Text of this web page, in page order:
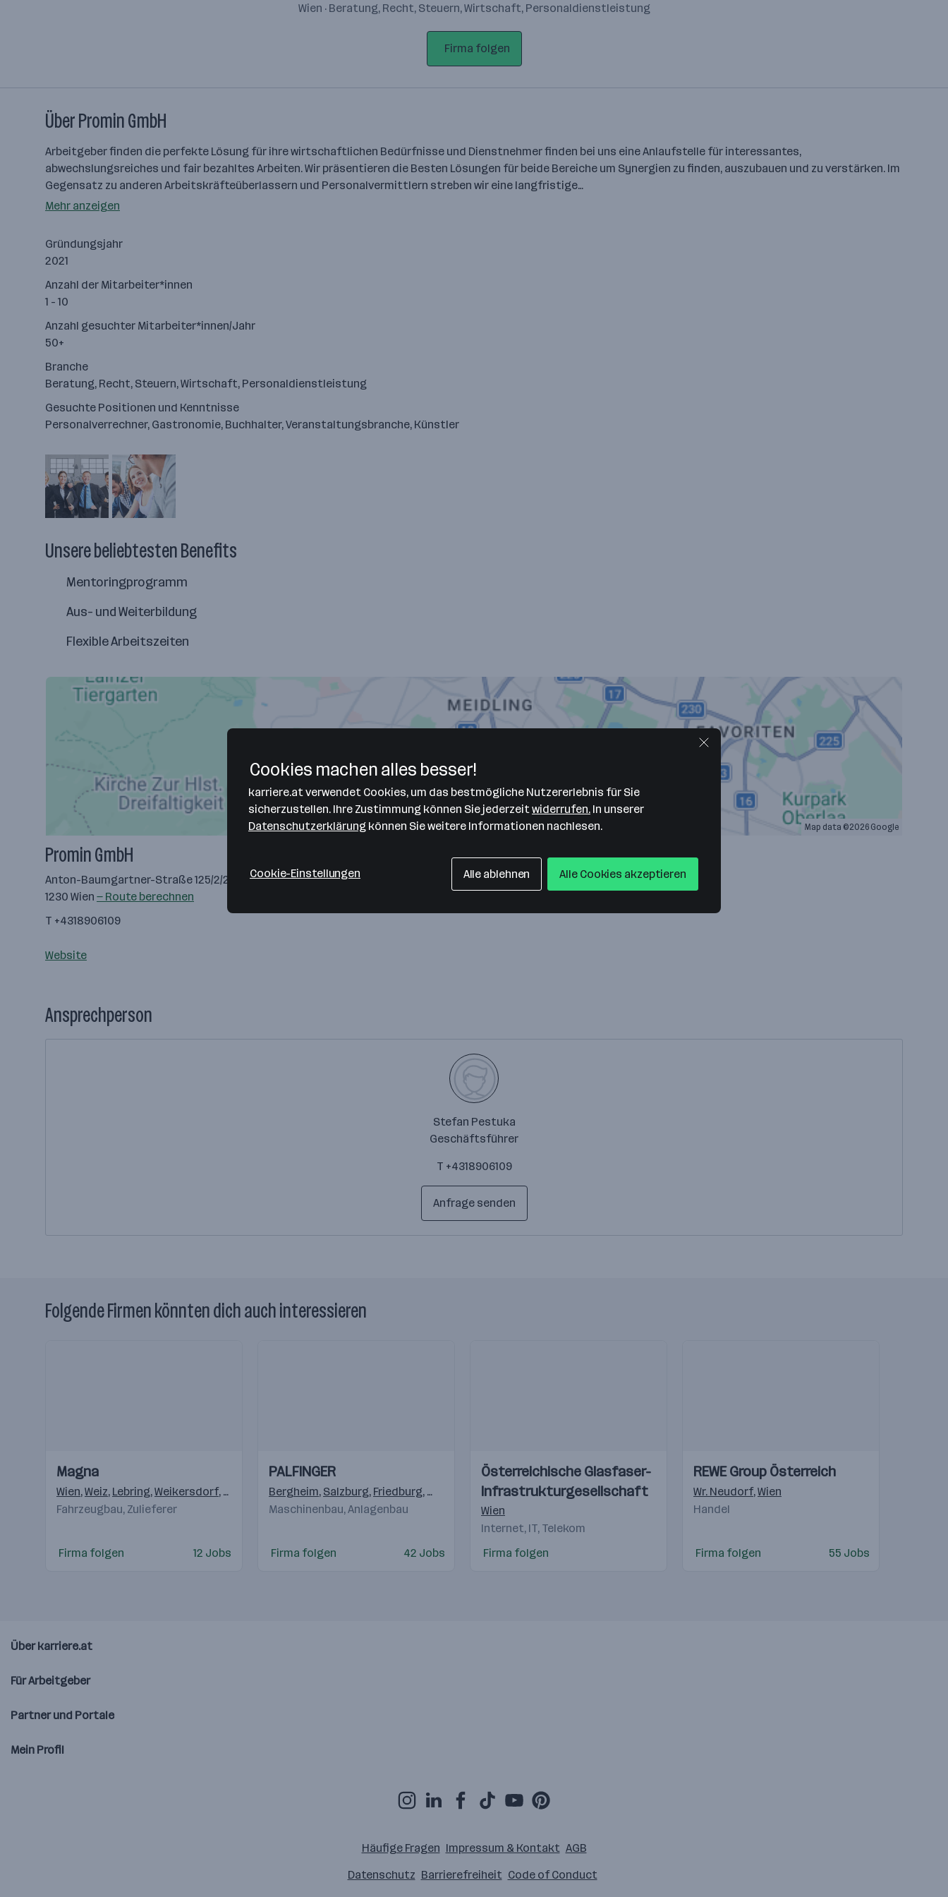
Wien · Beratung, Recht, Steuern, Wirtschaft, Personaldienstleistung
Firma folgen
Über Promin GmbH
Arbeitgeber finden die perfekte Lösung für ihre wirtschaftlichen Bedürfnisse und Dienstnehmer finden bei uns eine Anlaufstelle für interessantes,
abwechslungsreiches und fair bezahltes Arbeiten. Wir präsentieren die Besten Lösungen für beide Bereiche um Synergien zu finden, auszubauen und zu verstärken. Im
Gegensatz zu anderen Arbeitskräfteüberlassern und Personalvermittlern streben wir eine langfristige…
Mehr anzeigen
Gründungsjahr
2021
Anzahl der Mitarbeiter*innen
1 - 10
Anzahl gesuchter Mitarbeiter*innen/Jahr
50+
Branche
Beratung, Recht, Steuern, Wirtschaft, Personaldienstleistung
Gesuchte Positionen und Kenntnisse
Personalverrechner, Gastronomie, Buchhalter, Veranstaltungsbranche, Künstler
Unsere beliebtesten Benefits
Mentoringprogramm
Aus- und Weiterbildung
Flexible Arbeitszeiten
Map data ©2026 Google
Promin GmbH
Anton-Baumgartner-Straße 125/2/2
1230 Wien — Route berechnen
T +4318906109
Website
Ansprechperson
Stefan Pestuka
Geschäftsführer
T +4318906109
Anfrage senden
Folgende Firmen könnten dich auch interessieren
Videos
Einblicke
Einblicke
Magna
Wien,Weiz, Lebring,Weikersdorf, Krottendorf (Weiz), Klagenfurt,Sinabelkirchen St. Valentin,Lannach,Traiskirchen,Alberdorf,Ilz ,Graz,Albersdorf
Fahrzeugbau, Zulieferer
Firma folgen 12 Jobs
Videos
Einblicke
Einblicke
PALFINGER
Bergheim, Salzburg, Friedburg, Köstendorf,Elsbethen/Glasenbach,Deutschland
Wien
Maschinenbau, Anlagenbau
Firma folgen 42 Jobs
Videos
Einblicke
Einblicke
Österreichische Glasfaser-
Infrastrukturgesellschaft
Wien
Internet, IT, Telekom
Firma folgen
Videos
Einblicke
Einblicke
REWE Group Österreich
Wr. Neudorf,Wien
Handel
Firma folgen 55 Jobs
Über karriere.at
Für Arbeitgeber
Partner und Portale
Mein Profil
Häufige Fragen Impressum & Kontakt AGB
Datenschutz Barrierefreiheit Code of Conduct
Cookies machen alles besser!
karriere.at verwendet Cookies, um das bestmögliche Nutzererlebnis für Sie
sicherzustellen. Ihre Zustimmung können Sie jederzeitwiderrufen. In unserer
Datenschutzerklärung können Sie weitere Informationen nachlesen.
Cookie-Einstellungen Alle ablehnen Alle Cookies akzeptieren